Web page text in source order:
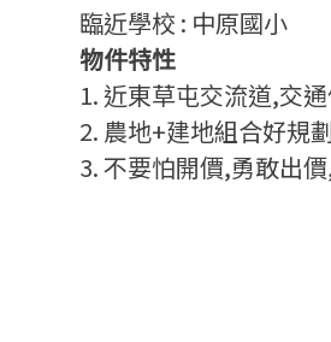
臨近學校 : 中原國小
物件特性
1. 近東草屯交流道,交
2. 農地+建地組合好規
3. 不要怕開價,勇敢出